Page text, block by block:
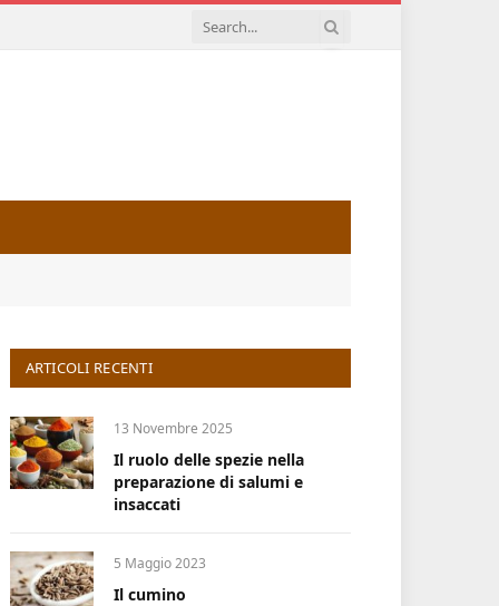
ARTICOLI RECENTI
13 Novembre 2025
Il ruolo delle spezie nella
preparazione di salumi e
insaccati
5 Maggio 2023
Il cumino